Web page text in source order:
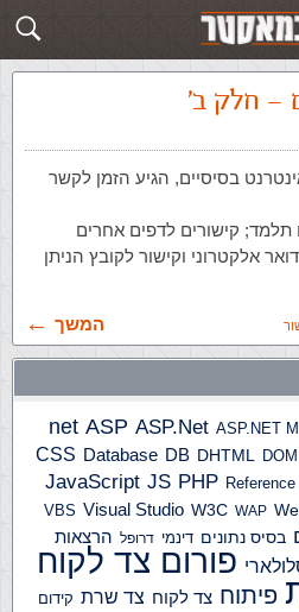
– חלק ב'
בסיסיים, הגיע הזמן לקשר
קישורים לדפים אחרים
אלקטרוני וקישור לקובץ הניתן
המשך
ASP ASP.Net ASP.NET
CSS Database DB DHTML DOM
JavaScript JS PHP Reference
VBS Visual Studio W3C WAP
בסיס נתונים דינמי דרופל הרצאות
פורום צד לקוח
פיתוח צד לקוח צד שרת קידום